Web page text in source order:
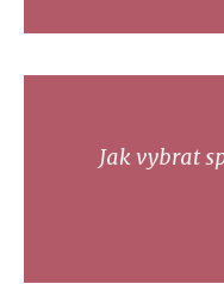
Jak vybrat